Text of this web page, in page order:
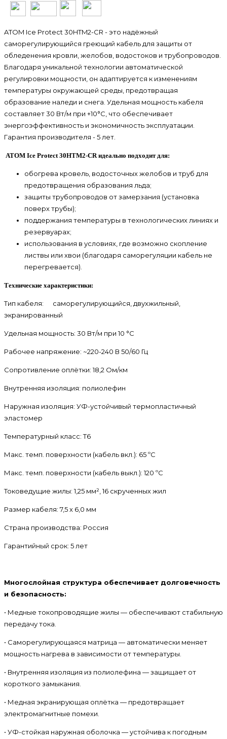
ATOM Ice Protect 30HTM2-CR - это надёжный
саморегулирующийся греющий кабель для защиты от
обледенения кровли, желобов, водостоков и трубопроводов.
Благодаря уникальной технологии автоматической
регулировки мощности, он адаптируется к изменениям
температуры окружающей среды, предотвращая
образование наледи и снега. Удельная мощность кабеля
составляет 30 Вт/м при +10°C, что обеспечивает
энергоэффективность и экономичность эксплуатации.
Гарантия производителя - 5 лет.
ATOM Ice Protect 30HTM2-CR идеально подходит для:
обогрева кровель, водосточных желобов и труб для
предотвращения образования льда;
защиты трубопроводов от замерзания (установка
поверх трубы);
поддержания температуры в технологических линиях и
резервуарах;
использования в условиях, где возможно скопление
листвы или хвои (благодаря саморегуляции кабель не
перегревается).
Технические характеристики:
Тип кабеля:
саморегулирующийся, двухжильный,
экранированный
Удельная мощность: 30 Вт/м при 10 °C
Рабочее напряжение: ~220-240 В 50/60 Гц
Сопротивление оплётки: 18,2 Ом/км
Внутренняя изоляция: полиолефин
Наружная изоляция: УФ-устойчивый термопластичный
эластомер
Температурный класс: Т6
Макс. темп. поверхности (кабель вкл.): 65 ºС
Макс. темп. поверхности (кабель выкл.): 120 ºС
Токоведущие жилы: 1,25 мм², 16 скрученных жил
Размер кабеля: 7,5 x 6,0 мм
Страна производства: Россия
Гарантийный срок: 5 лет
Многослойная структура обеспечивает долговечность
и безопасность:
• Медные токопроводящие жилы — обеспечивают стабильную
передачу тока.
• Саморегулирующаяся матрица — автоматически меняет
мощность нагрева в зависимости от температуры.
• Внутренняя изоляция из полиолефина — защищает от
короткого замыкания.
• Медная экранирующая оплётка — предотвращает
электромагнитные помехи.
• УФ-стойкая наружная оболочка — устойчива к погодным